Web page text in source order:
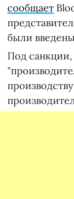
сообщает
были
Под санкции,